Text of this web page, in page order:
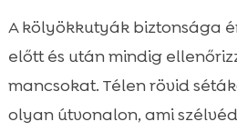
A kölyökkutyák biztonsága
előtt és után mindig
mancsokat. Télen rövid
olyan útvonalon, ami